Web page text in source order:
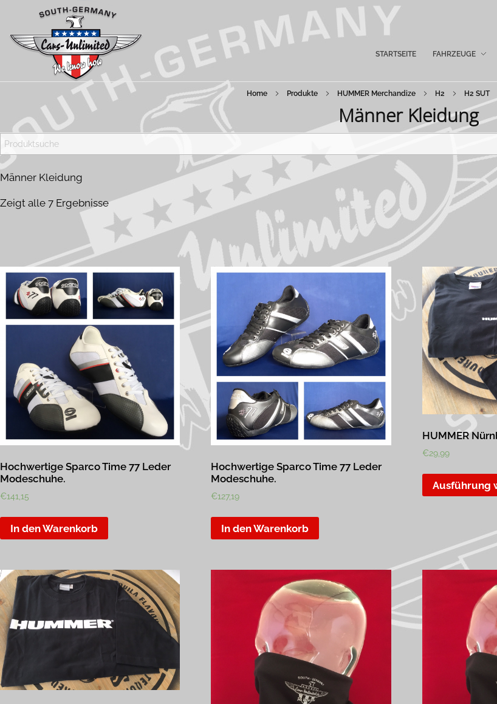
Cars-Unlimited – South Germany
STARTSEITE FAHRZEUGE
Home Produkte HUMMER Merchandize H2 H2 SUT
Männer Kleidung
Männer Kleidung
Zeigt alle 7 Ergebnisse
Hochwertige Sparco Time 77 Leder
Modeschuhe.
€141,15
In den Warenkorb
Hochwertige Sparco Time 77 Leder
Modeschuhe.
€127,19
In den Warenkorb
HUMMER
€29,99
Ausführung